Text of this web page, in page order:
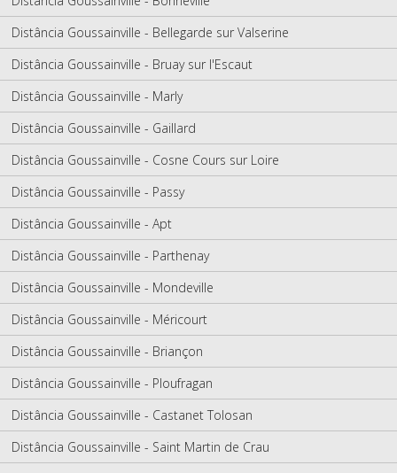
Distância Goussainville - Bellegarde sur Valserine
Distância Goussainville - Bruay sur l'Escaut
Distância Goussainville - Marly
Distância Goussainville - Gaillard
Distância Goussainville - Cosne Cours sur Loire
Distância Goussainville - Passy
Distância Goussainville - Apt
Distância Goussainville - Parthenay
Distância Goussainville - Mondeville
Distância Goussainville - Méricourt
Distância Goussainville - Briançon
Distância Goussainville - Ploufragan
Distância Goussainville - Castanet Tolosan
Distância Goussainville - Saint Martin de Crau